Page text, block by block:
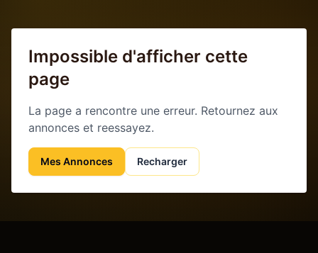
Impossible d'afficher cette
page
La page a rencontre une erreur. Retournez aux
annonces et reessayez.
Mes Annonces Recharger